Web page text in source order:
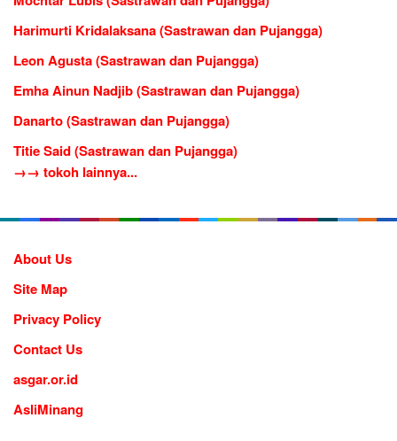
Harimurti Kridalaksana (Sastrawan dan Pujangga)
Leon Agusta (Sastrawan dan Pujangga)
Emha Ainun Nadjib (Sastrawan dan Pujangga)
Danarto (Sastrawan dan Pujangga)
Titie Said (Sastrawan dan Pujangga)
→→ tokoh lainnya...
About Us
Site Map
Privacy Policy
Contact Us
asgar.or.id
AsliMinang